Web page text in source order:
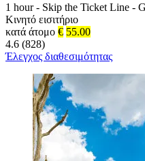
1 hour - Skip the Ticket Line -
Κινητό εισιτήριο
κατά άτομο € 55.00
4.6 (828)
Έλεγχος διαθεσιμότητας